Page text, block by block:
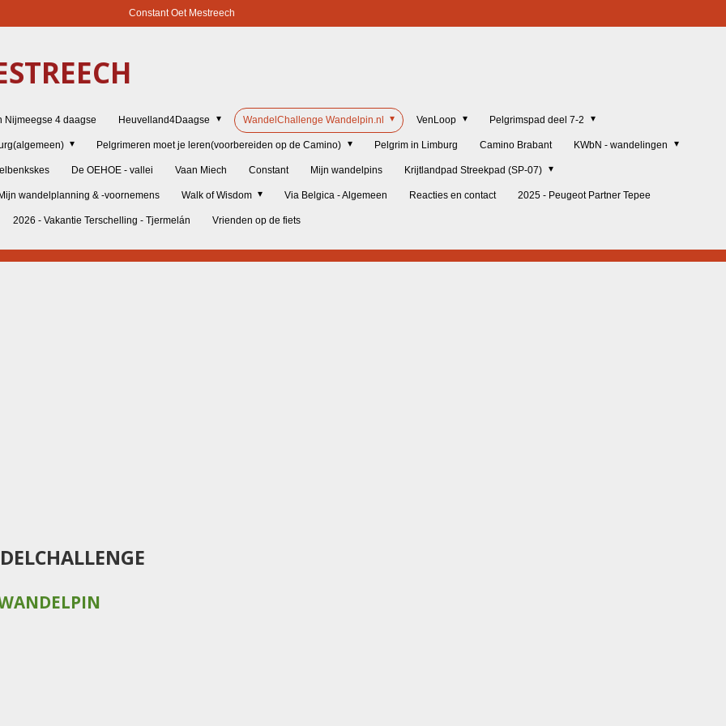
Constant Oet Mestreech
Nijmeegse 4 daagse Heuvelland4Daagse WandelChallenge Wandelpin.nl VenLoop Pelgrimspad deel 7-2
Pelgrimeren moet je leren(voorbereiden op de Camino) Pelgrim in Limburg Camino Brabant KWbN - wandelingen
De OEHOE - vallei Vaan Miech Constant Mijn wandelpins Krijtlandpad Streekpad (SP-07)
wandelplanning & -voornemens Walk of Wisdom Via Belgica - Algemeen Reacties en contact 2025 - Peugeot Partner Tepee
2026 - Vakantie Terschelling - Tjermelán Vrienden op de fiets